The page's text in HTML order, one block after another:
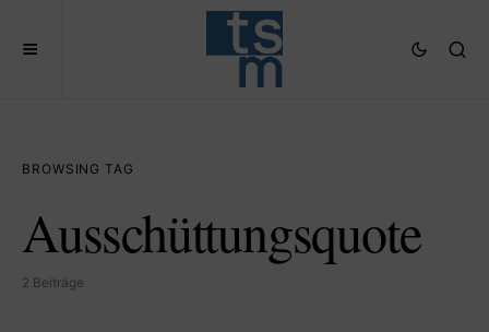
BROWSING TAG
Ausschüttungsquote
2 Beiträge